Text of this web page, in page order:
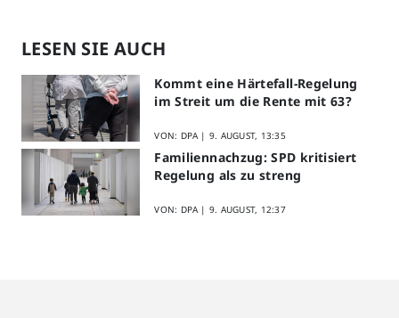
LESEN SIE AUCH
Kommt eine Härtefall-Regelung
im Streit um die Rente mit 63?
VON: DPA | 9. AUGUST, 13:35
Familiennachzug: SPD kritisiert
Regelung als zu streng
VON: DPA | 9. AUGUST, 12:37